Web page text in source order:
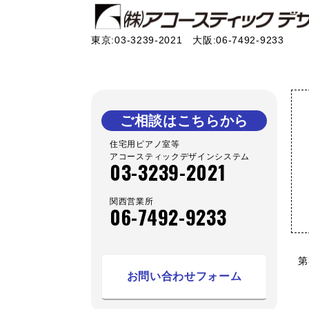
東京:03-3239-2021 大阪:06-7492-9233
ご相談はこちらから
住宅用ピアノ室等
アコースティックデザインシステム
03-3239-2021
関西営業所
06-7492-9233
お問い合わせフォーム